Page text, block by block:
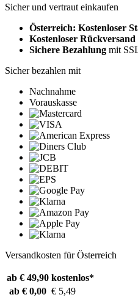
Sicher und vertraut einkaufen
Österreich: Kostenloser
Kostenloser Rückversand
Sichere Bezahlung mit
Sicher bezahlen mit
Nachnahme
Vorauskasse
Versandkosten für Österreich
ab € 49,90 kostenlos*
ab € 0,00 € 5,49